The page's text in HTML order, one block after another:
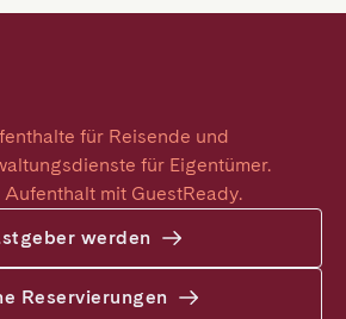
für Reisende und
für Eigentümer.
mit GuestReady.
werden
Reservierungen